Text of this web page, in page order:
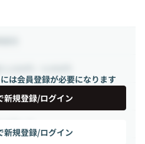
は会員登録が必要になります
規登録/ログイン
新規登録/ログイン
間 ~ 180時間（週35 ~ 45時間）